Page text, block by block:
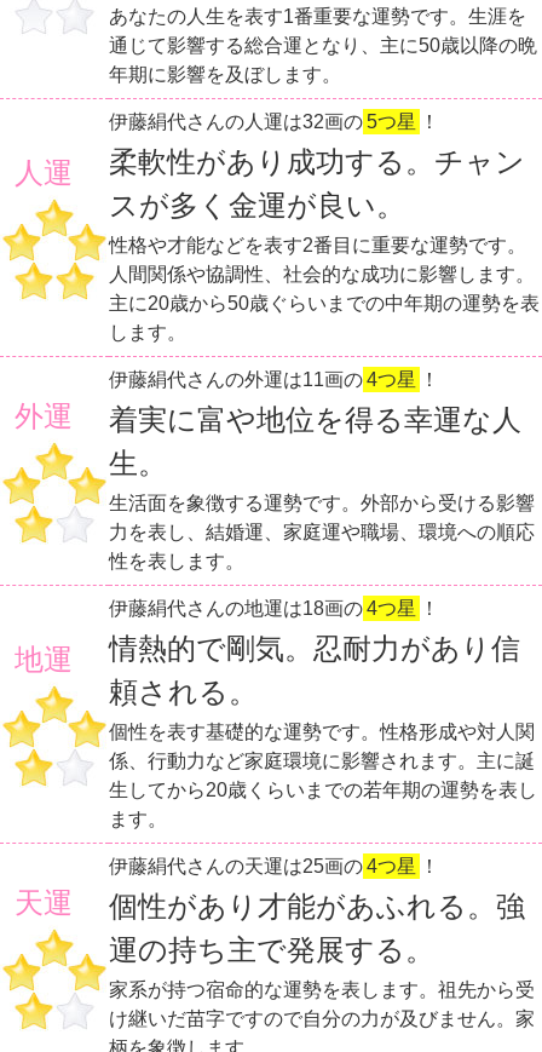
あなたの人生を表す1番重要な運勢です。生涯を
通じて影響する総合運となり、主に50歳以降の晩
年期に影響を及ぼします。
人運
伊藤絹代さんの人運は32画の5つ星 ！
柔軟性があり成功する。チャン
スが多く金運が良い。
性格や才能などを表す2番目に重要な運勢です。
人間関係や協調性、社会的な成功に影響します。
主に20歳から50歳ぐらいまでの中年期の運勢を表
します。
外運
伊藤絹代さんの外運は11画の4つ星 ！
着実に富や地位を得る幸運な人
生。
生活面を象徴する運勢です。外部から受ける影響
力を表し、結婚運、家庭運や職場、環境への順応
性を表します。
地運
伊藤絹代さんの地運は18画の4つ星 ！
情熱的で剛気。忍耐力があり信
頼される。
個性を表す基礎的な運勢です。性格形成や対人関
係、行動力など家庭環境に影響されます。主に誕
生してから20歳くらいまでの若年期の運勢を表し
ます。
天運
伊藤絹代さんの天運は25画の4つ星 ！
個性があり才能があふれる。強
運の持ち主で発展する。
家系が持つ宿命的な運勢を表します。祖先から受
け継いだ苗字ですので自分の力が及びません。家
柄を象徴します。